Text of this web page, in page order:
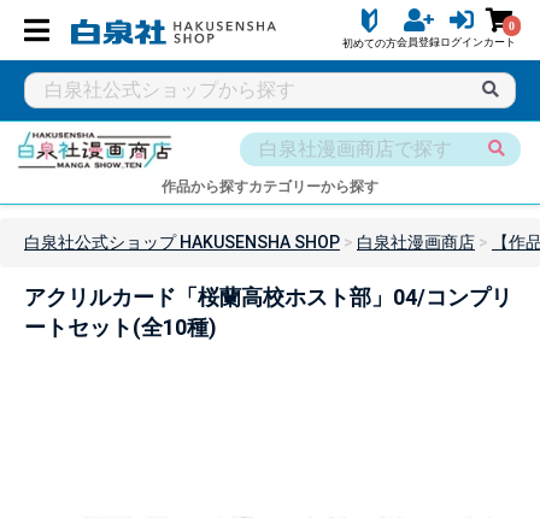
初めての方会員登録ログイン
0
カート
作品から探すカテゴリーから探す
白泉社公式ショップ HAKUSENSHA SHOP 白泉社漫画商店 【作
アクリルカード「桜蘭高校ホスト部」04/コンプリ
ートセット(全10種)